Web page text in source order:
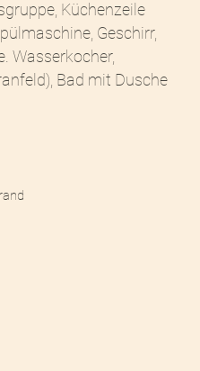
Küchenzeile
Geschirr,
Wasserkocher,
Bad mit Dusche